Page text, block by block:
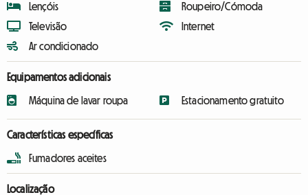
Lençóis
Televisão
Ar condicionado
Roupeiro/Cómoda
Internet
Equipamentos adicionais
Máquina de lavar roupa Estacionamento gratuito
Características específicas
Fumadores aceites
Localização